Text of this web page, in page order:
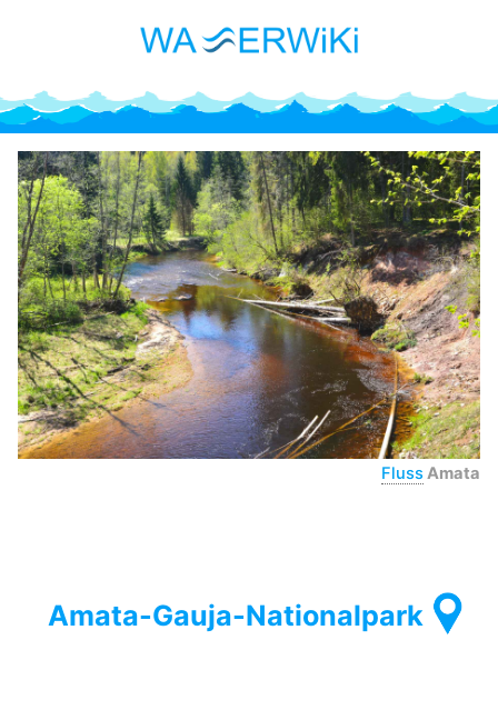
FlussAmata
Amata-Gauja-Nationalpark